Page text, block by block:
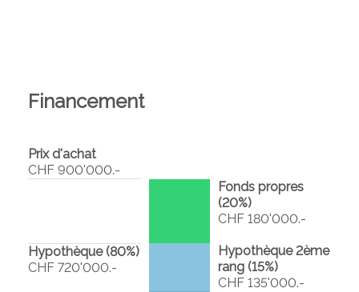
Financement
Prix d'achat
CHF 900'000.-
Fonds propres
(20%)
CHF 180'000.-
Hypothèque (80%)
CHF 720'000.-
Hypothèque 2ème
rang (15%)
CHF 135'000.-